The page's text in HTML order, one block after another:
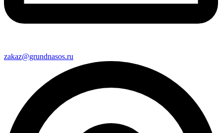
zakaz@grundnasos.ru